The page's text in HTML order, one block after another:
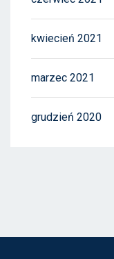
kwiecień 2021
marzec 2021
grudzień 2020